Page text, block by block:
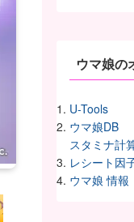
ウマ娘の
U-Tools
ウマ娘DB
スタミナ計
レシート因
ウマ娘 情報